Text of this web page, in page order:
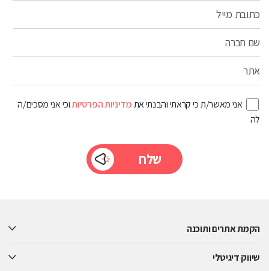
כתובת מייל
שם חברה
אתר
אני מאשר/ת כי קראתי והבנתי אתמדיניות הפרטיותוכי אני מסכים/ה
לה
field
הקמת אתרים ותוכנה
שיווק דיגיטלי